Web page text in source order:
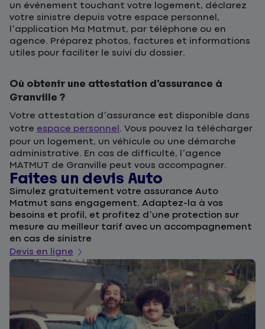
un événement touchant votre logement, déclarez
votre sinistre depuis votre espace personnel,
l’application Ma Matmut, par téléphone ou en
agence. Préparez photos, factures et informations
utiles pour faciliter le suivi du dossier.
Où obtenir une attestation d’assurance à
Granville ?
Votre attestation d’assurance est disponible dans
votre espace personnel . Vous pouvez la télécharger
pour un logement, un véhicule ou une démarche
administrative. En cas de difficulté, l’agence
MATMUT de Granville peut vous accompagner.
Faites un devis Auto
Simulez gratuitement votre assurance Auto
Matmut sans engagement. Adaptez-la à vos
besoins et profil, et profitez d’une protection sur
mesure au meilleur tarif avec un accompagnement
en cas de sinistre
Devis en ligne